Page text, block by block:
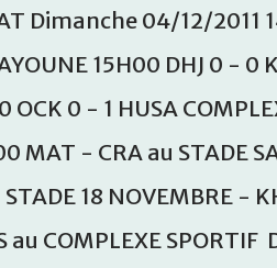
Dimanche 04/12/2011
15H00 DHJ 0 - 0
OCK 0 - 1 HUSA
MAT - CRA au STADE
18 NOVEMBRE -
COMPLEXE SPORTIF